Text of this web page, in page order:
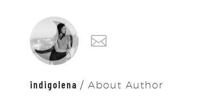
indigolena / About Author